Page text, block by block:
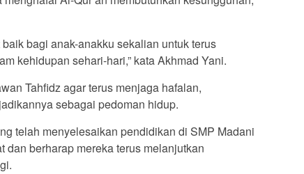
bagi anak-anakku sekalian untuk terus
kehidupan sehari-hari,” kata Akhmad Yani.
Tahfidz agar terus menjaga hafalan,
sebagai pedoman hidup.
telah menyelesaikan pendidikan di SMP Madani
dan berharap mereka terus melanjutkan